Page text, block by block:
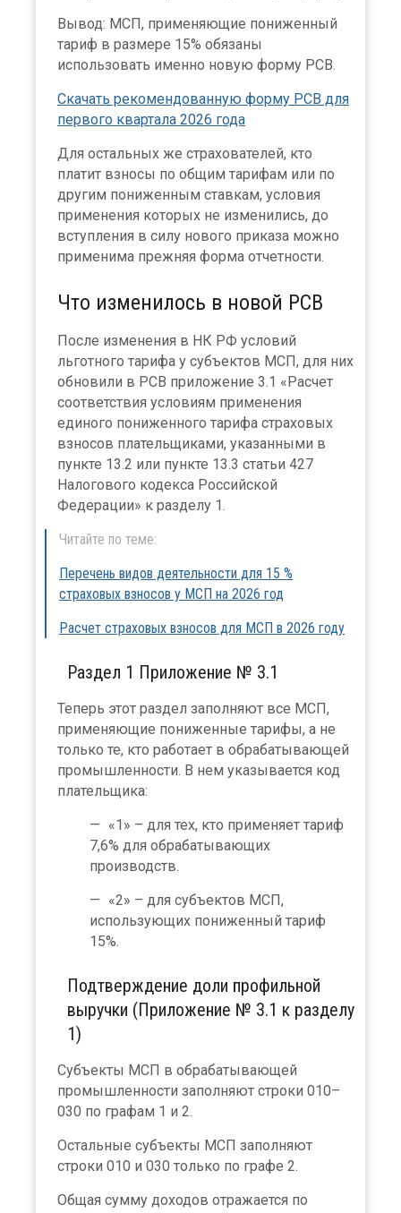
Вывод: МСП, применяющие пониженный
тариф в размере 15% обязаны
использовать именно новую форму РСВ.
Скачать рекомендованную форму РСВ для
первого квартала 2026 года
Для остальных же страхователей, кто
платит взносы по общим тарифам или по
другим пониженным ставкам, условия
применения которых не изменились, до
вступления в силу нового приказа можно
применима прежняя форма отчетности.
Что изменилось в новой РСВ
После изменения в НК РФ условий
льготного тарифа у субъектов МСП, для них
обновили в РСВ приложение 3.1 «Расчет
соответствия условиям применения
единого пониженного тарифа страховых
взносов плательщиками, указанными в
пункте 13.2 или пункте 13.3 статьи 427
Налогового кодекса Российской
Федерации» к разделу 1.
Читайте по теме:
Перечень видов деятельности для 15 %
страховых взносов у МСП на 2026 год
Расчет страховых взносов для МСП в 2026 году
Раздел 1 Приложение № 3.1
Теперь этот раздел заполняют все МСП,
применяющие пониженные тарифы, а не
только те, кто работает в обрабатывающей
промышленности. В нем указывается код
плательщика:
«1» – для тех, кто применяет тариф
7,6% для обрабатывающих
производств.
«2» – для субъектов МСП,
использующих пониженный тариф
15%.
Подтверждение доли профильной
выручки (Приложение № 3.1 к разделу
1)
Субъекты МСП в обрабатывающей
промышленности заполняют строки 010–
030 по графам 1 и 2.
Остальные субъекты МСП заполняют
строки 010 и 030 только по графе 2.
Общая сумму доходов отражается по